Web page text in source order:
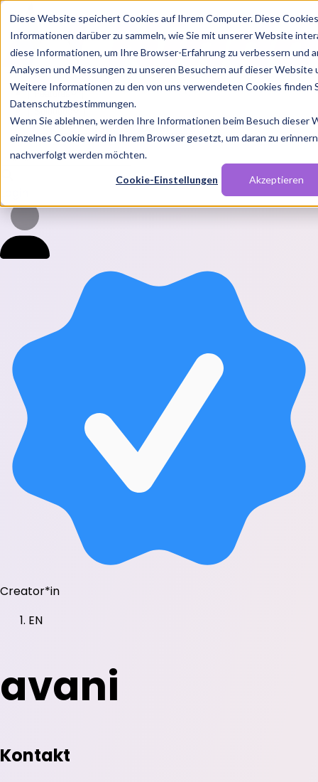
Diese Website speichert Cookies auf Ihrem Computer. Diese
Informationen darüber zu sammeln, wie Sie mit unserer Website
diese Informationen, um Ihre Browser-Erfahrung zu verbessern und
Analysen und Messungen zu unseren Besuchern auf dieser Website
Weitere Informationen zu den von uns verwendeten Cookies finden
Datenschutzbestimmungen.
Wenn Sie ablehnen, werden Ihre Informationen beim Besuch dieser
einzelnes Cookie wird in Ihrem Browser gesetzt, um daran zu
nachverfolgt werden möchten.
Cookie-Einstellungen Akzeptieren
Features
Solutions
BlogChartsRabatt CodesPakete
Creator*in
EN
avani
Kontakt